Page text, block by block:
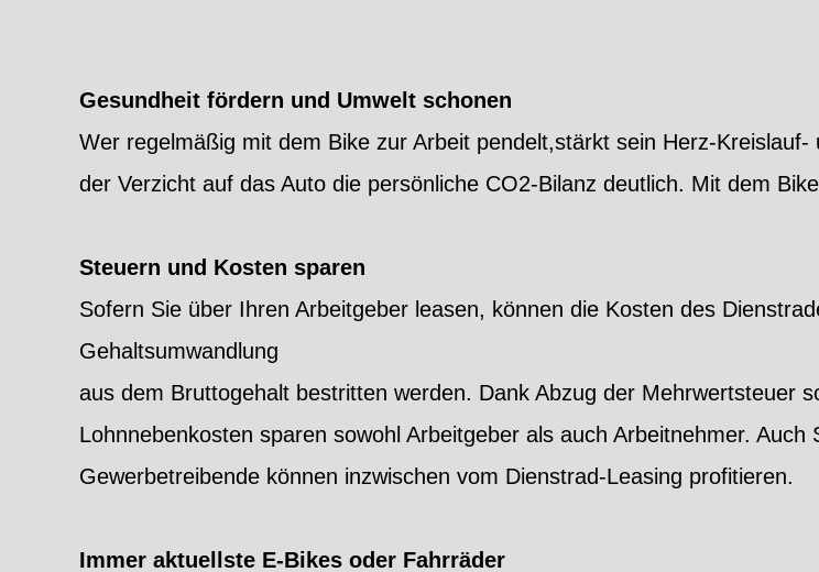
Gesundheit fördern und Umwelt schonen
Wer regelmäßig mit dem Bike zur Arbeit pendelt,stärkt sein Herz-Kreislauf-
der Verzicht auf das Auto die persönliche CO2-Bilanz deutlich. Mit dem
Steuern und Kosten sparen
Sofern Sie über Ihren Arbeitgeber leasen, können die Kosten des
Gehaltsumwandlung
aus dem Bruttogehalt bestritten werden. Dank Abzug der Mehrwertsteuer
Lohnnebenkosten sparen sowohl Arbeitgeber als auch Arbeitnehmer. Auch
Gewerbetreibende können inzwischen vom Dienstrad-Leasing profitieren.
Immer aktuellste E-Bikes oder Fahrräder